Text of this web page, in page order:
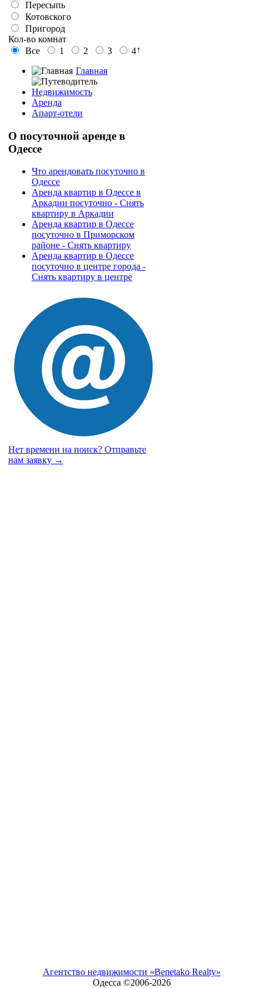
Пересыпь
Котовского
Пригород
Кол-во комнат
Все
1 2 3 4↑
Главная
Недвижимость
Аренда
Апарт-отели
О посуточной аренде в
Одессе
Что арендовать посуточно в
Одессе
Аренда квартир в Одессе в
Аркадии посуточно - Снять
квартиру в Аркадии
Аренда квартир в Одессе
посуточно в Приморском
районе - Снять квартиру
Аренда квартир в Одессе
посуточно в центре города -
Снять квартиру в центре
Нет времени на поиск? Отправьте
нам заявку →
Агентство недвижимости «Benetako Realty»
Одесса ©2006-2026